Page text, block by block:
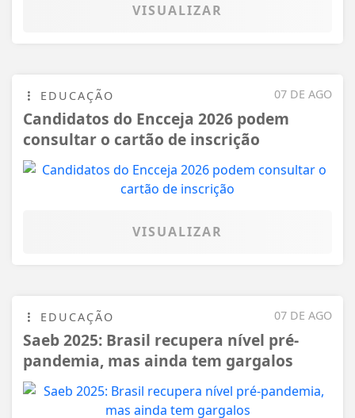
VISUALIZAR
07 DE AGO
EDUCAÇÃO
Candidatos do Encceja 2026 podem
consultar o cartão de inscrição
VISUALIZAR
07 DE AGO
EDUCAÇÃO
Saeb 2025: Brasil recupera nível pré-
pandemia, mas ainda tem gargalos